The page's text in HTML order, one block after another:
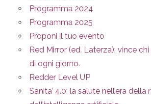
Programma 2024
Programma 2025
Proponi il tuo evento
Red Mirror (ed. Laterza): vince
di ogni giorno.
Redder Level UP
Sanita’ 4.0: la salute nell’era